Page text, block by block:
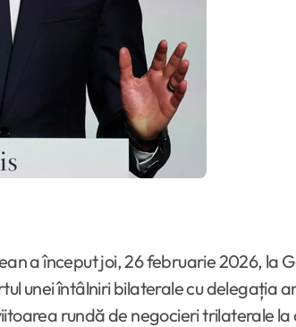
a început joi, 26 februarie 2026, la
unei întâlniri bilaterale cu delegația
rundă de negocieri trilaterale